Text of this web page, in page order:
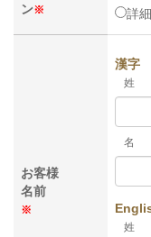
ン※ 詳
お客様
名前
※
漢字
姓
名
姓